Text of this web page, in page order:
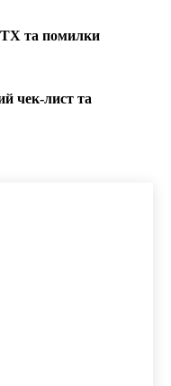
та помилки
чек-лист та